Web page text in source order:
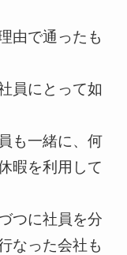
由で通ったも
員にとって如
も一緒に、何
暇を利用して
つに社員を分
なった会社も